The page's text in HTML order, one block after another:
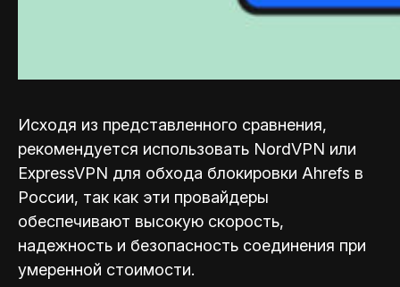
Исходя из представленного сравнения,
рекомендуется использовать NordVPN или
ExpressVPN для обхода блокировки Ahrefs в
России, так как эти провайдеры
обеспечивают высокую скорость,
надежность и безопасность соединения при
умеренной стоимости.